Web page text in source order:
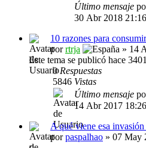
Último mensaje
30 Abr 2018 21:16
10 razones para
porrtrja
» 14
Este tema se publicó hace
0Respuestas
5846 Vistas
Último mensaje
14 Abr 2017 18:26
A qué viene esa invasión
porpaspalhao » 07 May